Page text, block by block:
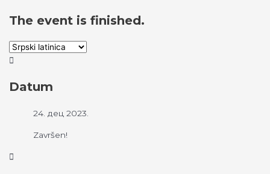
The event is finished.
Datum
24. дец 2023.
Završen!